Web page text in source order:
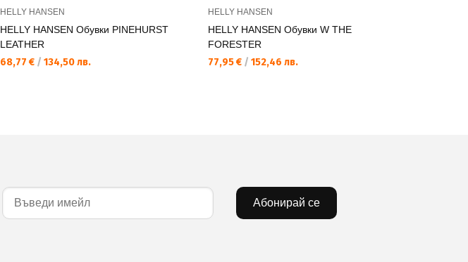
HELLY HANSEN
HELLY HANSEN Обувки PINEHURST
LEATHER
68,77 € / 134,50 лв.
HELLY HANSEN
HELLY HANSEN Обувки W THE
FORESTER
77,95 € / 152,46 лв.
Абонирай се